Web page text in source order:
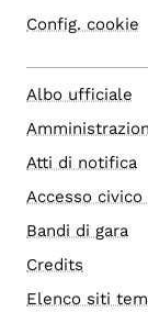
Config. cookie
Albo ufficiale
Atti di notifica
Accesso
Bandi di gara
Credits
Elenco siti